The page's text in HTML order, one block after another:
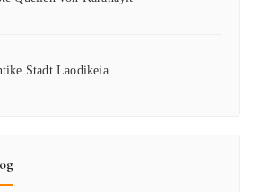
Stadt Laodikeia